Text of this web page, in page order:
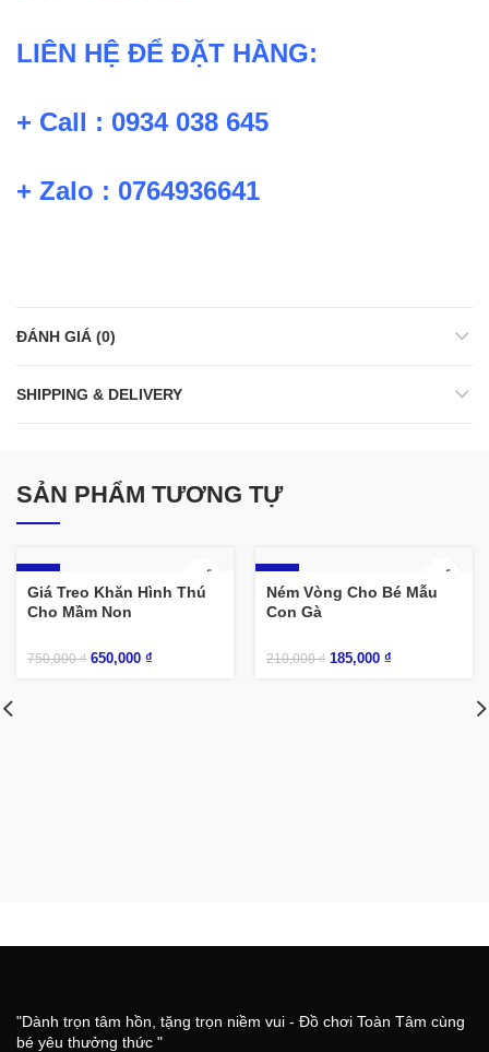
LIÊN HỆ ĐỂ ĐẶT HÀNG:
+ Call : 0934 038 645
+ Zalo : 0764936641
ĐÁNH GIÁ (0)
SHIPPING & DELIVERY
SẢN PHẨM TƯƠNG TỰ
-13%
Giá Treo Khăn Hình Thú
Cho Mầm Non
750,000₫ 650,000 ₫
-12%
Ném Vòng Cho Bé Mẫu
Con Gà
210,000₫ 185,000 ₫
"Dành trọn tâm hồn, tặng trọn niềm vui - Đồ chơi Toàn Tâm cùng
bé yêu thưởng thức "